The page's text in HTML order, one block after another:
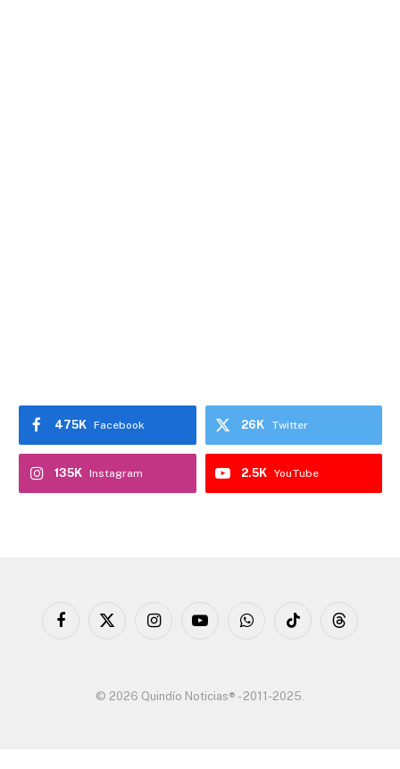
Facebook
475K Twitter
26K
Instagram
135K YouTube
2.5K
Facebook
X
InstagramYouTubeWhatsAppTikTok Threads
© 2026 Quindío Noticias® - 2011-2025.